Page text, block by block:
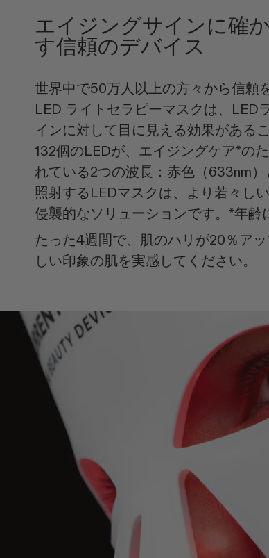
エイジングサインに確
す信頼のデバイス
世界中で50万人以上の方々から信頼
LED ライトセラピーマスクは、LED
インに対して目に見える効果がある
132個のLEDが、エイジングケア*の
れている2つの波長：赤色（633nm
照射するLEDマスクは、より若々し
侵襲的なソリューションです。*年齢
たった4週間で、肌のハリが20％ア
しい印象の肌を実感してください。